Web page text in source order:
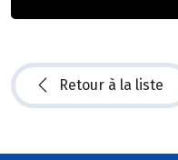
Retour à la liste